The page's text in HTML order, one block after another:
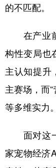
的不匹配。
在产业前
构性变局也
主认知提升
主赛场，而
等多维实力。
面对这一
家宠物经济